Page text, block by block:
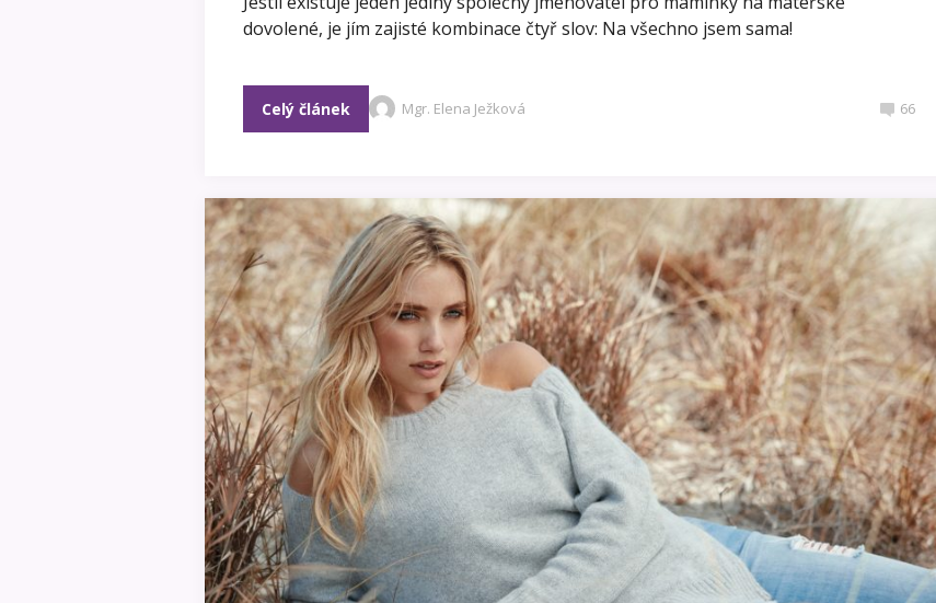
dovolené, je jím zajisté kombinace čtyř slov: Na všechno jsem sama!
Celý článek Mgr. Elena Ježková 66